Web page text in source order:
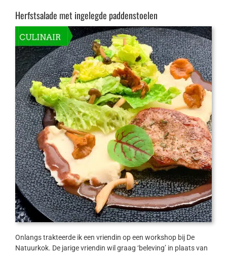
Herfstsalade met ingelegde paddenstoelen
Onlangs trakteerde ik een vriendin op een workshop bij De
Natuurkok. De jarige vriendin wil graag ‘beleving’ in plaats van